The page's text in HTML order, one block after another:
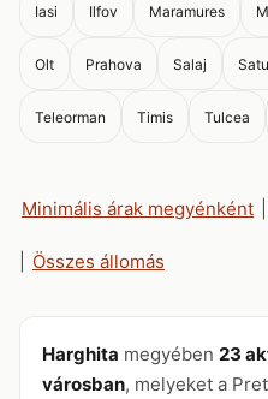
Iasi Ilfov Maramures
Olt Prahova Salaj
Teleorman Timis Tulcea
Minimális árak megyénként
Összes állomás
Harghita megyében 23
városban, melyeket a